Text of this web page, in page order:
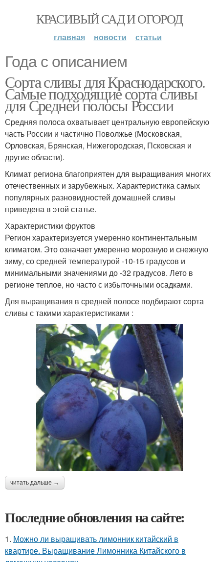
КРАСИВЫЙ САД И ОГОРОД
главная новости статьи
Года с описанием
Сорта сливы для Краснодарского.
Самые подходящие сорта сливы
для Средней полосы России
Средняя полоса охватывает центральную европейскую
часть России и частично Поволжье (Московская,
Орловская, Брянская, Нижегородская, Псковская и
другие области).
Климат региона благоприятен для выращивания многих
отечественных и зарубежных. Характеристика самых
популярных разновидностей домашней сливы
приведена в этой статье.
Характеристики фруктов
Регион характеризуется умеренно континентальным
климатом. Это означает умеренно морозную и снежную
зиму, со средней температурой -10-15 градусов и
минимальными значениями до -32 градусов. Лето в
регионе теплое, но часто с избыточными осадками.
Для выращивания в средней полосе подбирают сорта
сливы с такими характеристиками :
читать дальше →
Последние обновления на сайте:
1. Можно ли выращивать лимонник китайский в
квартире. Выращивание Лимонника Китайского в